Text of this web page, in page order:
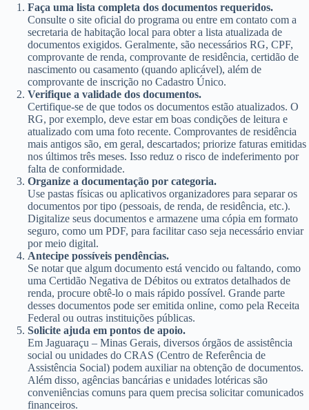
Faça uma lista completa dos documentos requeridos.
Consulte o site oficial do programa ou entre em contato com a
secretaria de habitação local para obter a lista atualizada de
documentos exigidos. Geralmente, são necessários RG, CPF,
comprovante de renda, comprovante de residência, certidão de
nascimento ou casamento (quando aplicável), além de
comprovante de inscrição no Cadastro Único.
Verifique a validade dos documentos.
Certifique-se de que todos os documentos estão atualizados. O
RG, por exemplo, deve estar em boas condições de leitura e
atualizado com uma foto recente. Comprovantes de residência
mais antigos são, em geral, descartados; priorize faturas emitidas
nos últimos três meses. Isso reduz o risco de indeferimento por
falta de conformidade.
Organize a documentação por categoria.
Use pastas físicas ou aplicativos organizadores para separar os
documentos por tipo (pessoais, de renda, de residência, etc.).
Digitalize seus documentos e armazene uma cópia em formato
seguro, como um PDF, para facilitar caso seja necessário enviar
por meio digital.
Antecipe possíveis pendências.
Se notar que algum documento está vencido ou faltando, como
uma Certidão Negativa de Débitos ou extratos detalhados de
renda, procure obtê-lo o mais rápido possível. Grande parte
desses documentos pode ser emitida online, como pela Receita
Federal ou outras instituições públicas.
Solicite ajuda em pontos de apoio.
Em Jaguaraçu – Minas Gerais, diversos órgãos de assistência
social ou unidades do CRAS (Centro de Referência de
Assistência Social) podem auxiliar na obtenção de documentos.
Além disso, agências bancárias e unidades lotéricas são
conveniências comuns para quem precisa solicitar comunicados
financeiros.